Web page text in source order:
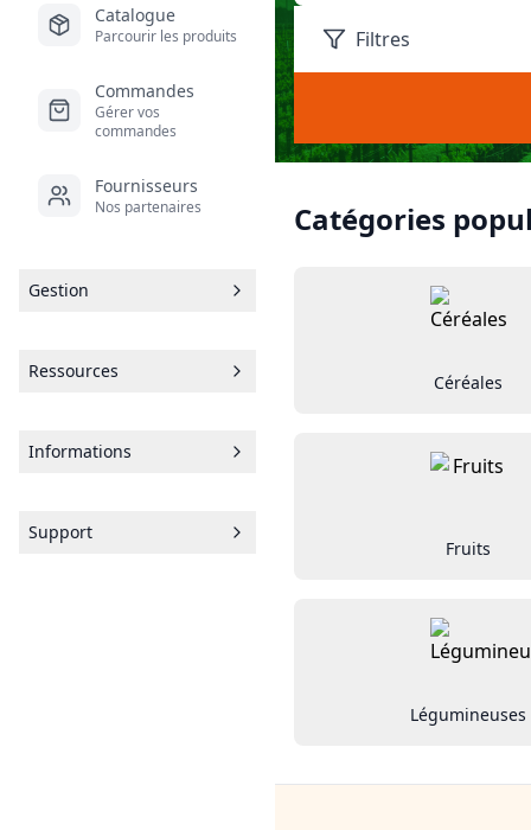
Catalogue
Parcourir les produits
Commandes
Gérer vos
commandes
Fournisseurs
Nos partenaires
Gestion
Ressources
Informations
Support
Filtres
Catégories
Céréales
Fruits
Légumineuses